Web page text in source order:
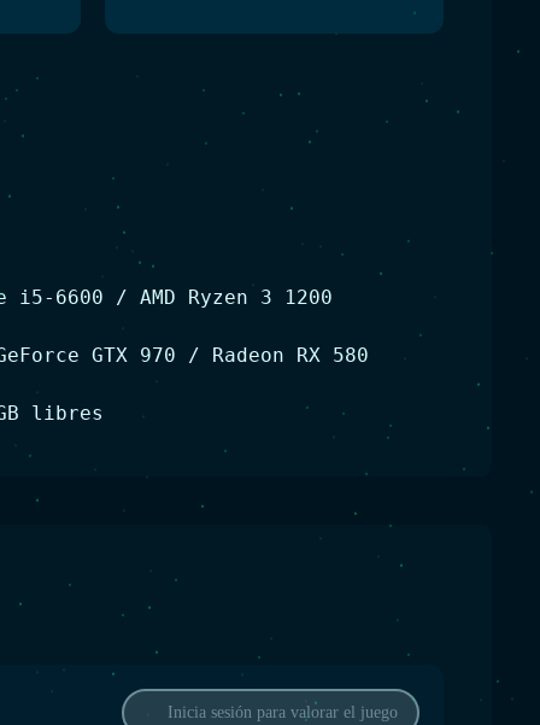
6600 / AMD Ryzen 3 1200
GTX 970 / Radeon RX 580
libres
Inicia sesión para valorar el juego